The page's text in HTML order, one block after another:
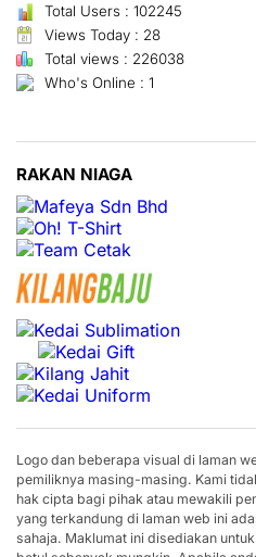
Total Users : 102245
Views Today : 28
Total views : 226038
Who's Online : 1
RAKAN NIAGA
Logo dan beberapa visual di laman
pemiliknya masing-masing. Kami
hak cipta bagi pihak atau mewakili
yang terkandung di laman web ini
sahaja. Maklumat ini disediakan